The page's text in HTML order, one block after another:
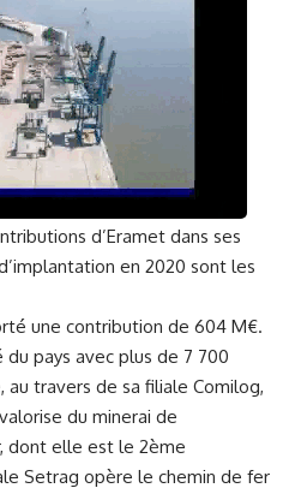
d’Eramet dans ses
en 2020 sont les
une contribution de 604 M€.
pays avec plus de 7 700
au travers de sa filiale Comilog,
du minerai de
dont elle est le 2ème
Setrag opère le chemin de fer